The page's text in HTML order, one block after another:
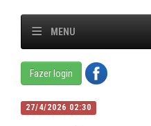
MENU
Fazer login
27/4/2026 02:30